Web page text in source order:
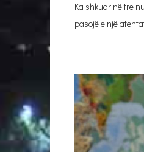
Ka shkuar në tre
pasojë e një